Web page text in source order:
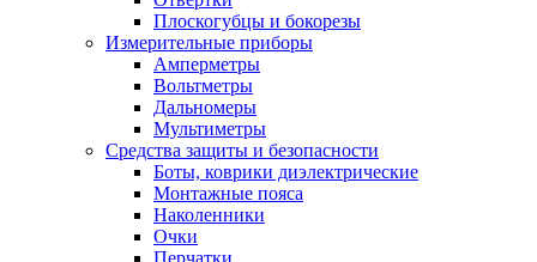
Плоскогубцы и бокорезы
Измерительные приборы
Амперметры
Вольтметры
Дальномеры
Мультиметры
Средства защиты и безопасности
Боты, коврики диэлектрические
Монтажные пояса
Наколенники
Очки
Перчатки